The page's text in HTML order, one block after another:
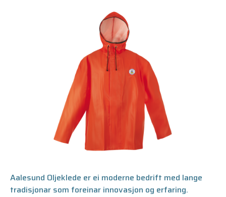
Aalesund Oljeklede er ei moderne bedrift med lange
tradisjonar som foreinar innovasjon og erfaring.